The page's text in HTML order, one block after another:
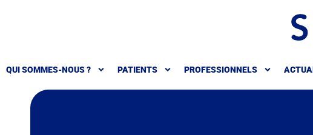
QUI SOMMES-NOUS ? PATIENTS PROFESSIONNELS